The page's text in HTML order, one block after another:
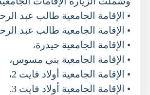
• الإقامة الجامعية طالب عبد
• الإقامة الجامعية طالب عبد
• الإقامة الجامعية حيدرة،
• الإقامة الجامعية بني مسوس،
• الإقامة الجامعية أولاد فايت 2،
• الإقامة الجامعية أولاد فايت 3.